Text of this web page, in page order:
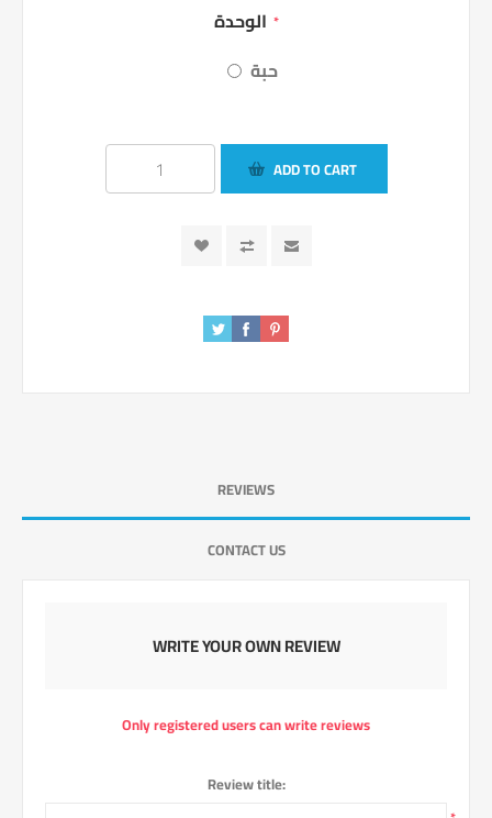
*
حبة
ADD TO CART
REVIEWS
CONTACT US
WRITE YOUR OWN REVIEW
Only registered users can write reviews
Review title: